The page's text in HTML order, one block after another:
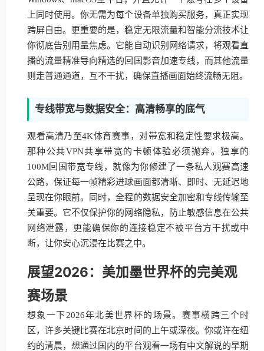
上同时使用。你无需为每个设备单独购买服务，真正实现
跨屏自由。更重要的是，稳定无限流量和智能分流技术让
你彻底告别用量焦虑。它能自动识别网络请求，将观看直
播的流量精准导向精选的回国影音加速专线，而其他流量
则走普通通道，互不干扰，确保直播画面始终流畅无阻。
专线带宽与数据安全：高清畅享的底气
观看高清乃至4K体育赛事，对带宽和稳定性要求极高。
那种公共VPN共享带宽的卡顿体验必须抛弃。独享的
100M回国带宽专线，就像为你修建了一条私人观赛高速
公路，保证每一帧精彩进球画面都清晰、即时、无延迟地
呈现在你眼前。同时，全程的数据安全加密和专线传输至
关重要。它不仅保护你的网络隐私，防止敏感信息在公共
网络泄露，更能确保你的连接稳定不被平台方干扰或中
断，让你安心沉浸在比赛之中。
展望2026：美加墨世界杯的完美观
赛场景
想象一下2026年北美世界杯的场景。赛事横跨三个时
区，许多关键比赛在北京时间的上午或深夜。你或许在纽
约的清晨，想通过国内的平台观看一场有中文解说的早期